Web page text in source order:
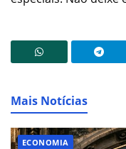
Mais Notícias
ECONOMIA